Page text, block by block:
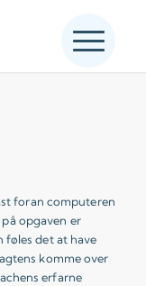
foran computeren
opgaven er
føles det at have
komme over
erfarne